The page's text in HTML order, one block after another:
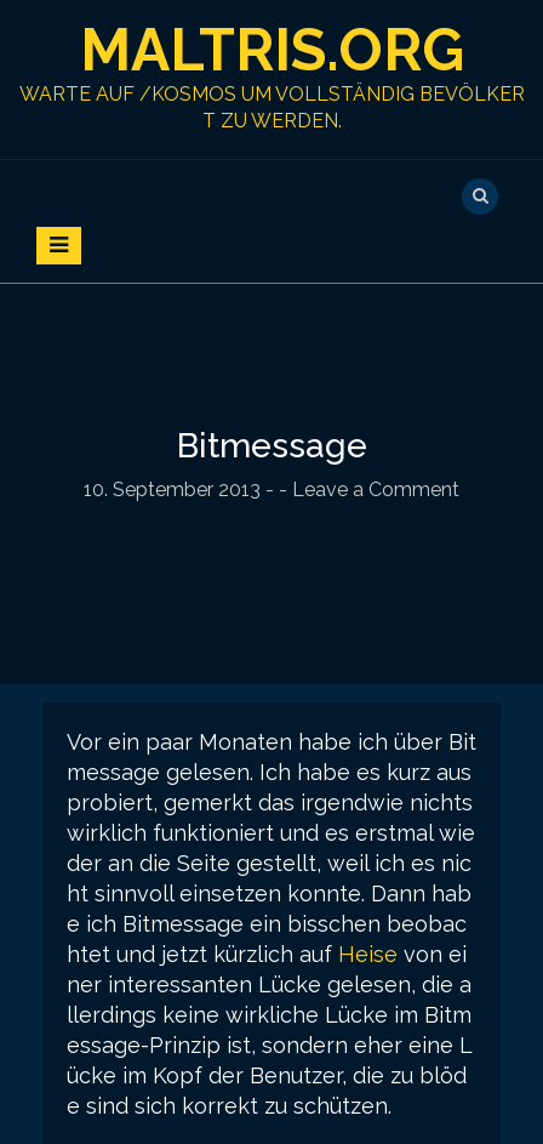
MALTRIS.ORG
WARTE AUF /KOSMOS UM VOLLSTÄNDIG BEVÖLKER
T ZU WERDEN.
Bitmessage
10. September 2013 - - Leave a Comment
Vor ein paar Monaten habe ich über Bit
message gelesen. Ich habe es kurz aus
probiert, gemerkt das irgendwie nichts
wirklich funktioniert und es erstmal wie
der an die Seite gestellt, weil ich es nic
ht sinnvoll einsetzen konnte. Dann hab
e ich Bitmessage ein bisschen beobac
htet und jetzt kürzlich auf Heise von ei
ner interessanten Lücke gelesen, die a
llerdings keine wirkliche Lücke im Bitm
essage-Prinzip ist, sondern eher eine L
ücke im Kopf der Benutzer, die zu blöd
e sind sich korrekt zu schützen.